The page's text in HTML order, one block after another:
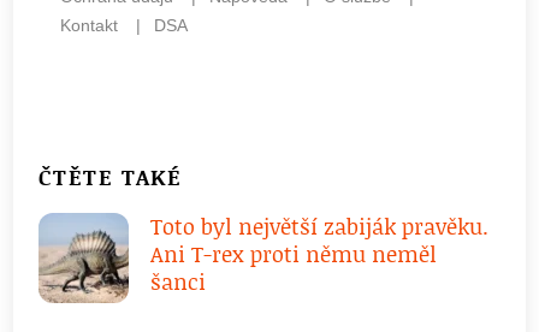
ČTĚTE TAKÉ
Toto byl největší zabiják pravěku.
Ani T-rex proti němu neměl
šanci